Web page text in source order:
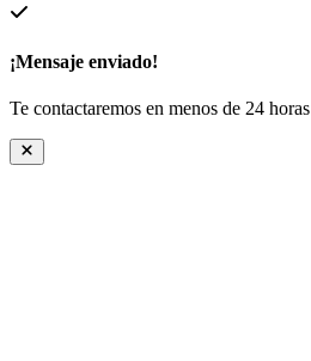
¡Mensaje enviado!
Te contactaremos en menos de 24 horas